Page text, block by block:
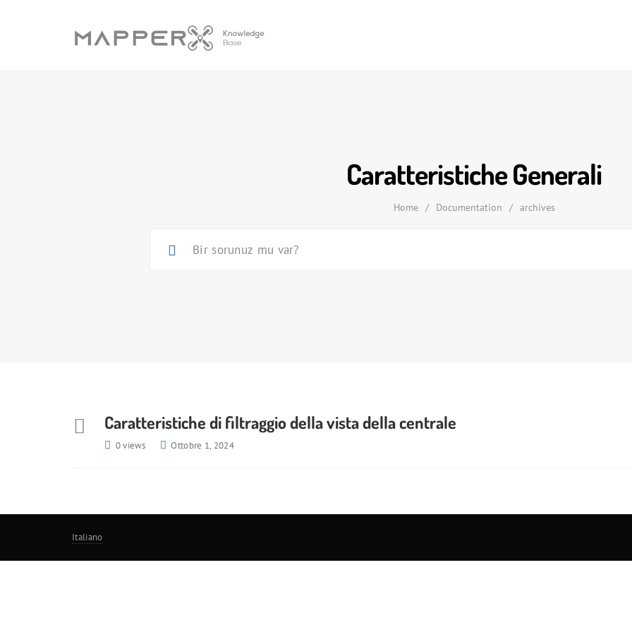
Caratteristiche Generali
Home / Documentation / archives
Caratteristiche di filtraggio della vista della centrale
0 views Ottobre 1, 2024
Italiano